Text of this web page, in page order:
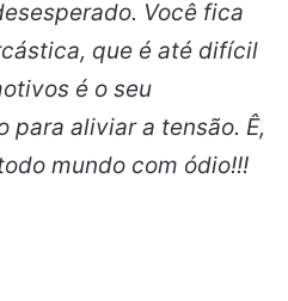
Você fica
que é até difícil
é o seu
para aliviar a tensão. Ê,
mundo com ódio!!!